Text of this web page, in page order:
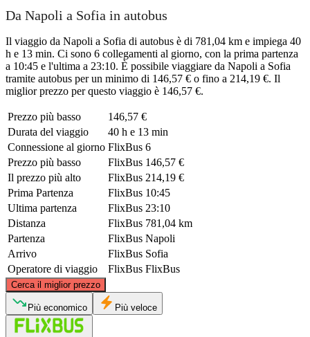
Da Napoli a Sofia in autobus
Il viaggio da Napoli a Sofia di autobus è di 781,04 km e impiega 40
h e 13 min. Ci sono 6 collegamenti al giorno, con la prima partenza
a 10:45 e l'ultima a 23:10. È possibile viaggiare da Napoli a Sofia
tramite autobus per un minimo di 146,57 € o fino a 214,19 €. Il
miglior prezzo per questo viaggio è 146,57 €.
Prezzo più basso
146,57 €
Durata del viaggio
40 h e 13 min
Connessione al giorno FlixBus 6
Prezzo più basso
FlixBus 146,57 €
Il prezzo più alto
FlixBus 214,19 €
Prima Partenza
FlixBus 10:45
Ultima partenza
FlixBus 23:10
Distanza
FlixBus 781,04 km
Partenza
FlixBus Napoli
Arrivo
FlixBus Sofia
Operatore di viaggio
FlixBus FlixBus
Cerca il miglior prezzo
©CARTO
Più economico Più veloce